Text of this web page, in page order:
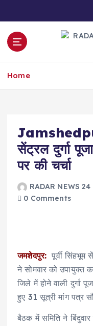
o
Home
सेंट्रल दुर्गा
पर की चर्चा
RADAR NEWS 24
0 Comments
जमशेदपुर: पूर्वी सिंहभूम
ने सोमवार को उपायुक्त
जिले में होने वाली दुर्गा
हुए 31 सूत्री मांग पत्र
बैठक में समिति ने